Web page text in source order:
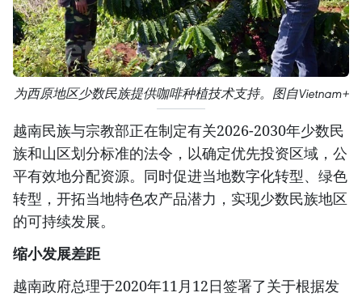
为西原地区少数民族提供咖啡种植技术支持。图自Vietnam+
越南民族与宗教部正在制定有关2026-2030年少数民
族和山区划分标准的法令，以确定优先投资区域，公
平有效地分配资源。同时促进当地数字化转型、绿色
转型，开拓当地特色农产品潜力，实现少数民族地区
的可持续发展。
缩小发展差距
越南政府总理于2020年11月12日签署了关于根据发